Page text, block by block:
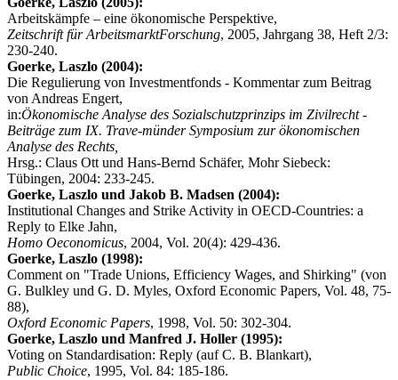
Arbeitskämpfe – eine ökonomische Perspektive,
Zeitschrift für ArbeitsmarktForschung, 2005, Jahrgang 38, Heft 2/3:
230-240.
Goerke, Laszlo (2004):
Die Regulierung von Investmentfonds - Kommentar zum Beitrag
von Andreas Engert,
in:Ökonomische Analyse des Sozialschutzprinzips im Zivilrecht -
Beiträge zum IX. Trave-münder Symposium zur ökonomischen
Analyse des Rechts,
Hrsg.: Claus Ott und Hans-Bernd Schäfer, Mohr Siebeck:
Tübingen, 2004: 233-245.
Goerke, Laszlo und Jakob B. Madsen (2004):
Institutional Changes and Strike Activity in OECD-Countries: a
Reply to Elke Jahn,
Homo Oeconomicus, 2004, Vol. 20(4): 429-436.
Goerke, Laszlo (1998):
Comment on "Trade Unions, Efficiency Wages, and Shirking" (von
G. Bulkley und G. D. Myles, Oxford Economic Papers, Vol. 48, 75-
88),
Oxford Economic Papers, 1998, Vol. 50: 302-304.
Goerke, Laszlo und Manfred J. Holler (1995):
Voting on Standardisation: Reply (auf C. B. Blankart),
Public Choice, 1995, Vol. 84: 185-186.